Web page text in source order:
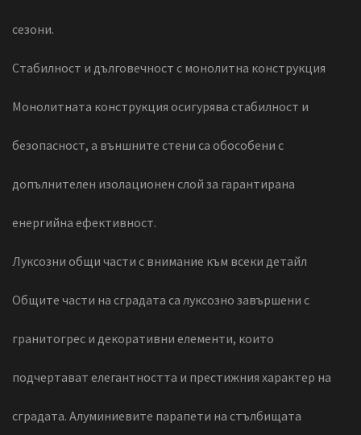
сезони.
Стабилност и дълговечност с монолитна конструкция
Монолитната конструкция осигурява стабилност и
безопасност, а външните стени са обособени с
допълнителен изолационен слой за гарантирана
енергийна ефективност.
Луксозни общи части с внимание към всеки детайл
Общите части на сградата са луксозно завършени с
гранитогрес и декоративни елементи, които
подчертават елегантността и престижния характер на
сградата. Алуминиевите парапети на стълбищата